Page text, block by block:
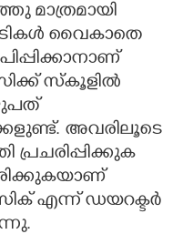
മാത്രമായി
വൈകാതെ
സ്കൂളിൽ
അവരിലൂടെ
എന്ന് ഡയറക്ടർ